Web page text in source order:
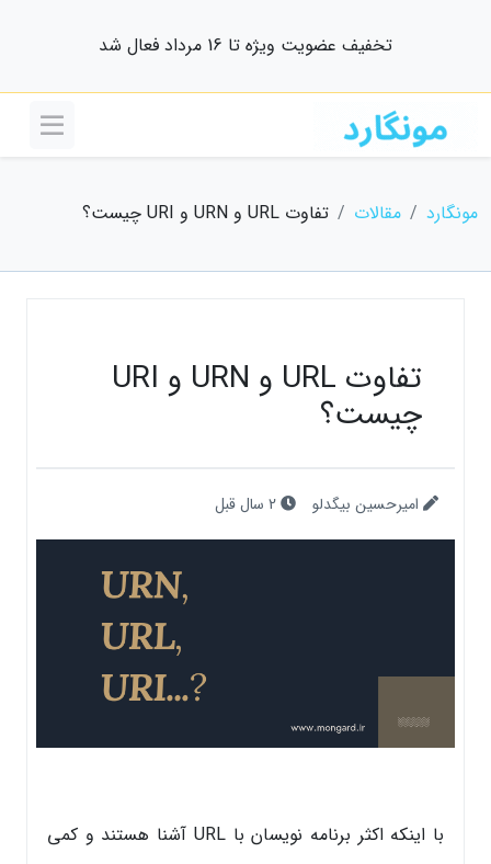
تخفیف عضویت ویژه تا 16 مرداد فعال شد
مونگارد مقالات تفاوت URL و URN و URI چیست؟
تفاوت URL و URN و URI
چیست؟
امیرحسین بیگدلو
با اینکه اکثر برنامه نویسان با URL آشنا هستند و کمی